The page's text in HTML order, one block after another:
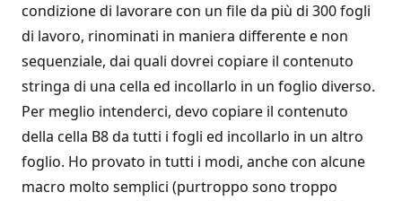
condizione di lavorare con un file da più di 300 fogli
di lavoro, rinominati in maniera differente e non
sequenziale, dai quali dovrei copiare il contenuto
stringa di una cella ed incollarlo in un foglio diverso.
Per meglio intenderci, devo copiare il contenuto
della cella B8 da tutti i fogli ed incollarlo in un altro
foglio. Ho provato in tutti i modi, anche con alcune
macro molto semplici (purtroppo sono troppo